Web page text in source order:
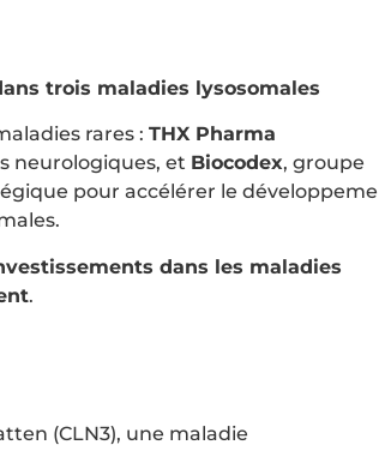
trois maladies lysosomales
rares : THX Pharma
neurologiques, et Biocodex, groupe
pour accélérer le
dans les maladies
.
(CLN3), une maladie